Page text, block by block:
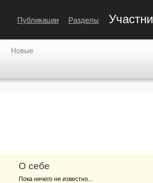
Публикации Разделы
Новые
О себе
Пока ничего не известно...